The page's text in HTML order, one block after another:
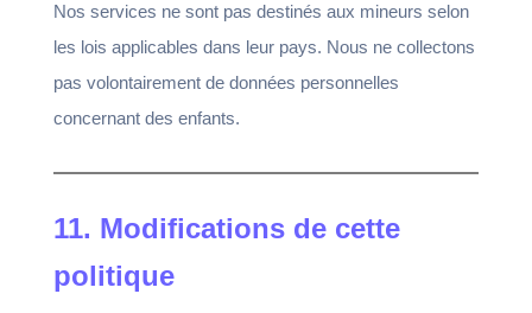
Nos services ne sont pas destinés aux mineurs selon
les lois applicables dans leur pays. Nous ne collectons
pas volontairement de données personnelles
concernant des enfants.
11. Modifications de cette
politique